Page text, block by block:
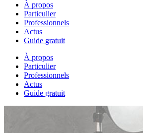
À propos
Particulier
Professionnels
Actus
Guide gratuit
À propos
Particulier
Professionnels
Actus
Guide gratuit